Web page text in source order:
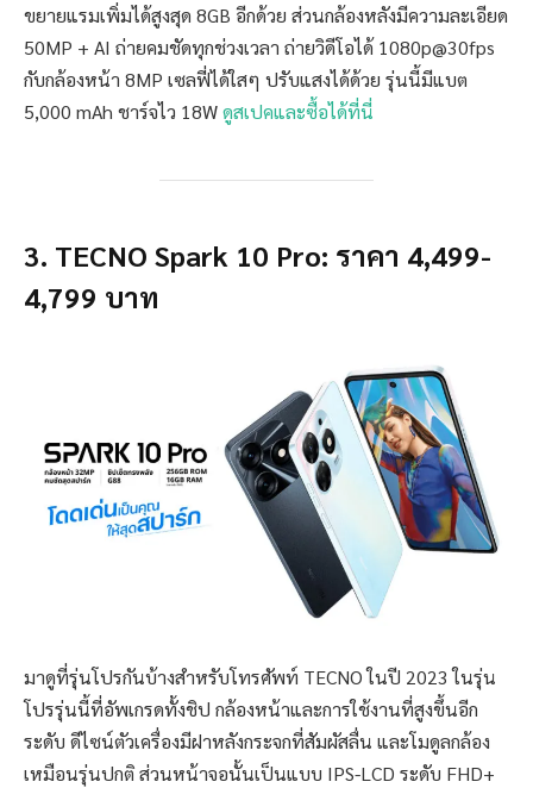
ขยายแรมเพิ่มได้สูงสุด 8GB อีกด้วย ส่วนกล้องหลังมีความละเอียด
50MP + AI ถ่ายคมชัดทุกช่วงเวลา ถ่ายวิดีโอได้ 1080p@30fps
กับกล้องหน้า 8MP เซลฟี่ได้ใสๆ ปรับแสงได้ด้วย รุ่นนี้มีแบต
5,000 mAh ชาร์จไว 18Wดูสเปคและซื้อได้ที่นี่
3. TECNO Spark 10 Pro: ราคา 4,499-
4,799 บาท
มาดูที่รุ่นโปรกันบ้างสำหรับโทรศัพท์ TECNO ในปี 2023 ในรุ่น
โปรรุ่นนี้ที่อัพเกรดทั้งชิป กล้องหน้าและการใช้งานที่สูงขึ้นอีก
ระดับ ดีไซน์ตัวเครื่องมีฝาหลังกระจกที่สัมผัสลื่น และโมดูลกล้อง
เหมือนรุ่นปกติ ส่วนหน้าจอนั้นเป็นแบบ IPS-LCD ระดับ FHD+